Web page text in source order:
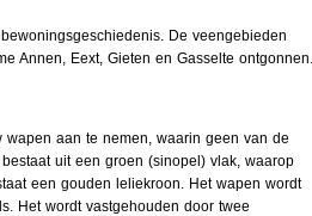
De veengebieden
Annen, Eext, Gieten en Gasselte ontgonnen.
aan te nemen, waarin geen van de
uit een groen (sinopel) vlak, waarop
een gouden leliekroon. Het wapen wordt
Het wordt vastgehouden door twee